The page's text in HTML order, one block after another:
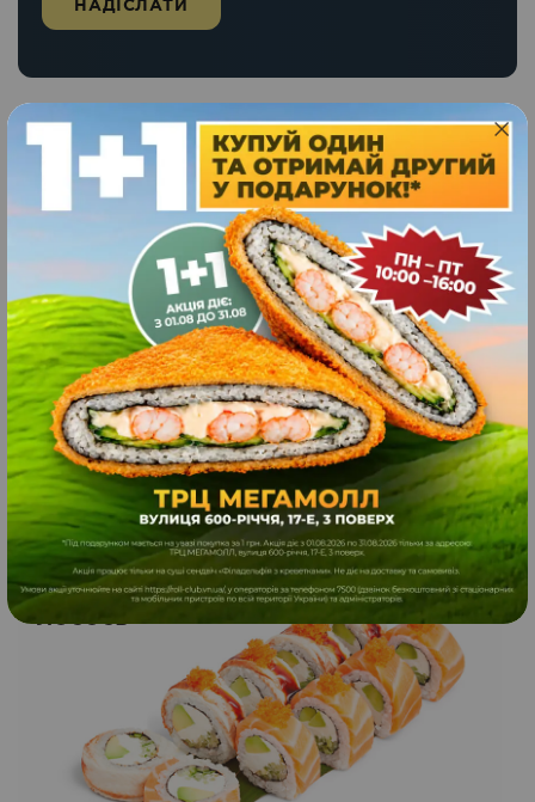
Схожі страви
PREMIUM ВУГОР-
ЛОСОСЬ
565грн. 440 г ЗАМОВИТИ
Філадельфія мікс вугор-